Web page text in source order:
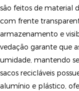
são feitos de material
com frente
armazenamento e
vedação garante que
umidade, mantendo
sacos recicláveis
alumínio e plástico,